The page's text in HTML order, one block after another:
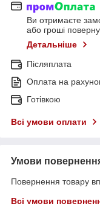
Ви отримаєте
або гроші
Детальніше
Післяплата
Оплата на
Готівкою
Всі умови оплати
Умови
Повернення товару
Всі умови